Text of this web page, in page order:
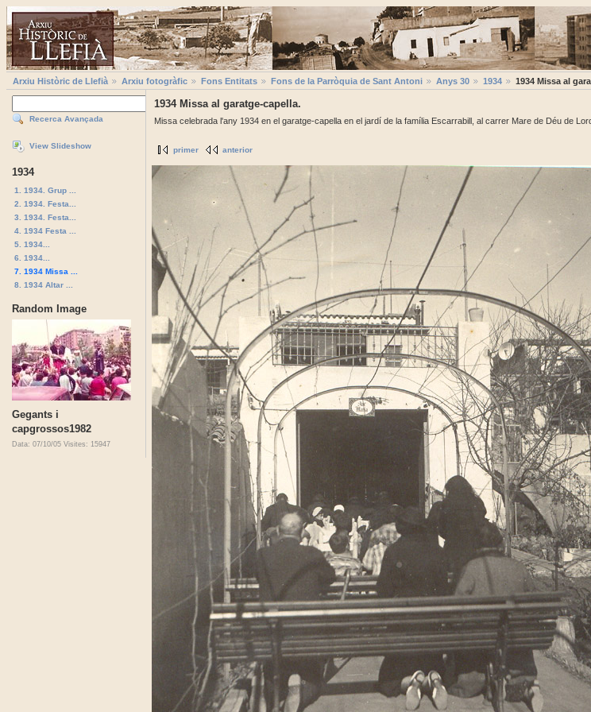
Arxiu Històric de Llefià Arxiu fotogràfic Fons Entitats Fons de la Parròquia de Sant Antoni Anys 30 1934 1934 Missa al
Recerca Avançada
View Slideshow
1934
1. 1934. Grup ...
2. 1934. Festa...
3. 1934. Festa...
4. 1934 Festa ...
5. 1934...
6. 1934...
7. 1934 Missa ...
8. 1934 Altar ...
Random Image
Gegants i
capgrossos1982
Data: 07/10/05 Visites: 15947
1934 Missa al garatge-capella.
Missa celebrada l'any 1934 en el garatge-capella en el jardí de la família Escarrabill, al carrer Mare de Déu de
primer anterior